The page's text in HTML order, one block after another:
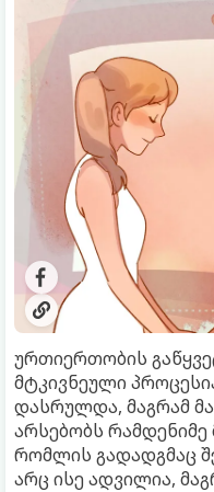
ურთიერთობის
მტკივნეული
დასრულდა, მაგრამ
არსებობს რამდენიმე
რომლის გადადგმაც
არც ისე ადვილია,